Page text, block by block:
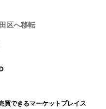
区へ移転
買できるマーケットプレイス